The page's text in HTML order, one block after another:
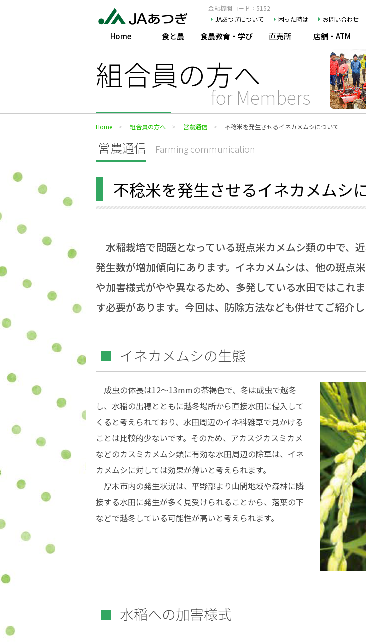
金融機関コード：5152
JAあつぎについて
困った時は お問い合わせ
Home 食と農 食農教育・学び 直売所 店舗・ATM
組合員の方へ
for Members
Home 組合員の方へ 営農通信 不稔米を発生させるイネカメムシについて
営農通信 Farming communication
不稔米を発生させるイネカメムシ
水稲栽培で問題となっている斑点米カメムシ類の中で、
発生数が増加傾向にあります。イネカメムシは、他の斑点
や加害様式がやや異なるため、多発している水田ではこれ
す必要があります。今回は、防除方法なども併せてご紹介し
イネカメムシの生態
成虫の体長は12～13mmの茶褐色で、冬は成虫で越冬
し、水稲の出穂とともに越冬場所から直接水田に侵入して
くると考えられており、水田周辺のイネ科雑草で見かける
ことは比較的少ないです。そのため、アカスジカスミカメ
などのカスミカメムシ類に有効な水田周辺の除草は、イネ
カメムシに対しては効果が薄いと考えられます。
厚木市内の発生状況は、平野部より山間地域や森林に隣
接する水田に発生が多く見受けられることから、落葉の下
などで越冬している可能性が高いと考えられます。
水稲への加害様式